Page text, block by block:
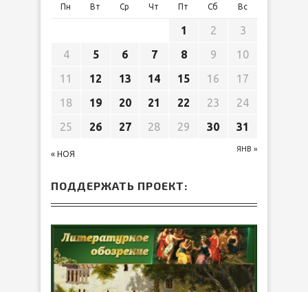
Пн Вт Ср Чт Пт Сб Вс
« НОЯ
ЯНВ »
1 2
3
4
5 6 7 8 9
10
11
12 13 14 15 16
17
18
19 20 21 22 23
24
25
26 27 28 29 30 31
ПОДДЕРЖАТЬ ПРОЕКТ: